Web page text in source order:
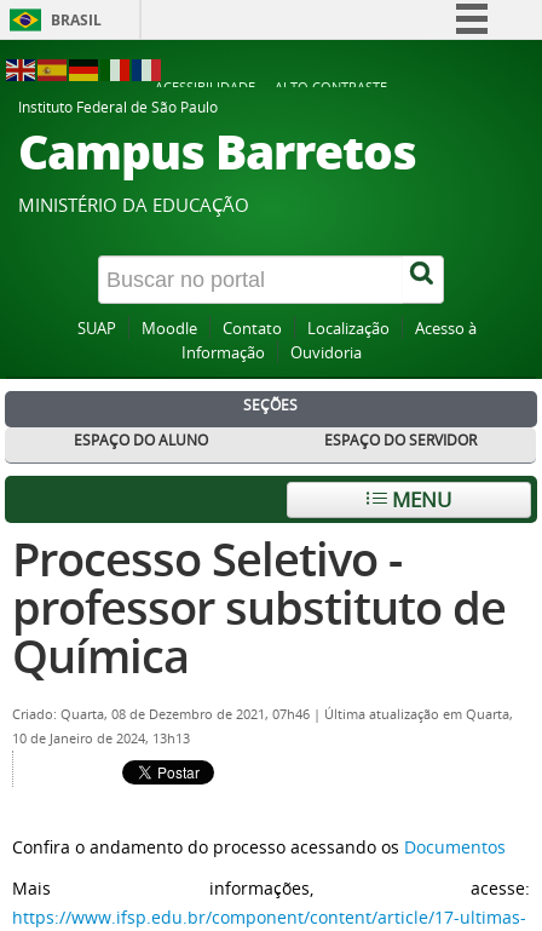
BRASIL
Participe
Acesso à informação
Canais
ACESSIBILIDADE
ALTO CONTRASTE
Instituto Federal de São Paulo
Campus Barretos
MINISTÉRIO DA EDUCAÇÃO
SUAP Moodle Contato Localização
Acesso à
Informação
Ouvidoria
SEÇÕES
ESPAÇO DO ALUNO
ESPAÇO DO SERVIDOR
MENU
Processo Seletivo -
professor substituto de
Química
Criado: Quarta, 08 de Dezembro de 2021, 07h46 | Última atualização em Quarta,
10 de Janeiro de 2024, 13h13
Confira o andamento do processo acessando os Documentos
Mais informações, acesse:
https://www.ifsp.edu.br/component/content/article/17-ultimas-